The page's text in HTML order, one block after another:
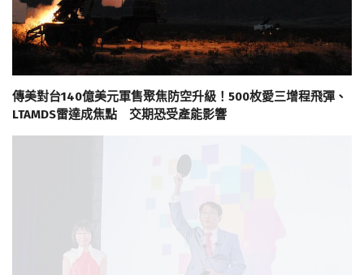
傳美對台140億美元軍售聚焦防空升級！500枚愛三增程飛彈、
LTAMDS雷達成焦點 交期恐受產能影響